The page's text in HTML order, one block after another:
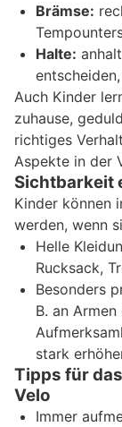
Brämse:
Halte:
Auch Kinder
zuhause,
richtiges
Aspekte in der
Sichtbarkeit
Kinder können
werden, wenn
Helle
Rucksack,
Besonders
B. an
stark
Tipps für
Velo
Immer